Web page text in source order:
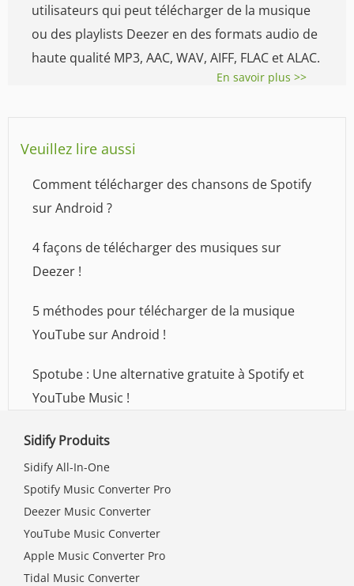
utilisateurs qui peut télécharger de la musique
ou des playlists Deezer en des formats audio de
haute qualité MP3, AAC, WAV, AIFF, FLAC et ALAC.
En savoir plus >>
Veuillez lire aussi
Comment télécharger des chansons de Spotify
sur Android ?
4 façons de télécharger des musiques sur
Deezer !
5 méthodes pour télécharger de la musique
YouTube sur Android !
Spotube : Une alternative gratuite à Spotify et
YouTube Music !
Sidify Produits
Sidify All-In-One
Spotify Music Converter Pro
Deezer Music Converter
YouTube Music Converter
Apple Music Converter Pro
Tidal Music Converter